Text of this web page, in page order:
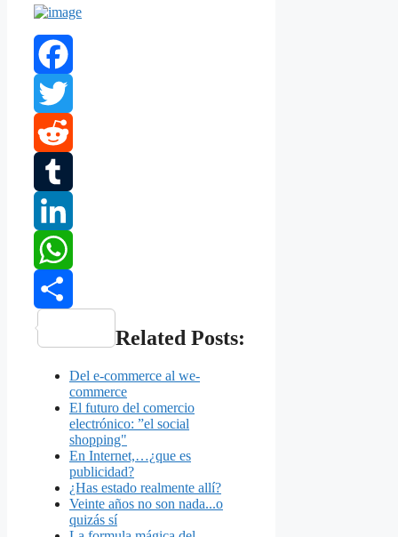
Facebook
Twitter
Reddit
Tumblr
LinkedIn
WhatsApp
Share
Related Posts:
Del e-commerce al we-
commerce
El futuro del comercio
electrónico: ”el social
shopping"
En Internet,…¿que es
publicidad?
¿Has estado realmente allí?
Veinte años no son nada...o
quizás sí